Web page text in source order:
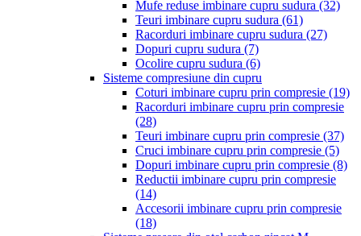
Mufe reduse imbinare cupru sudura (32)
Teuri imbinare cupru sudura (61)
Racorduri imbinare cupru sudura (27)
Dopuri cupru sudura (7)
Ocolire cupru sudura (6)
Sisteme compresiune din cupru
Coturi imbinare cupru prin compresie (19)
Racorduri imbinare cupru prin compresie
(28)
Teuri imbinare cupru prin compresie (37)
Cruci imbinare cupru prin compresie (5)
Dopuri imbinare cupru prin compresie (8)
Reductii imbinare cupru prin compresie
(14)
Accesorii imbinare cupru prin compresie
(18)